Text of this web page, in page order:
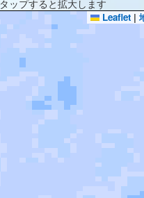
タップすると拡大します
Leaflet |